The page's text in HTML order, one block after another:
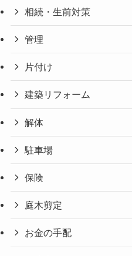
相続・生前対策
管理
片付け
建築リフォーム
解体
駐車場
保険
庭木剪定
お金の手配